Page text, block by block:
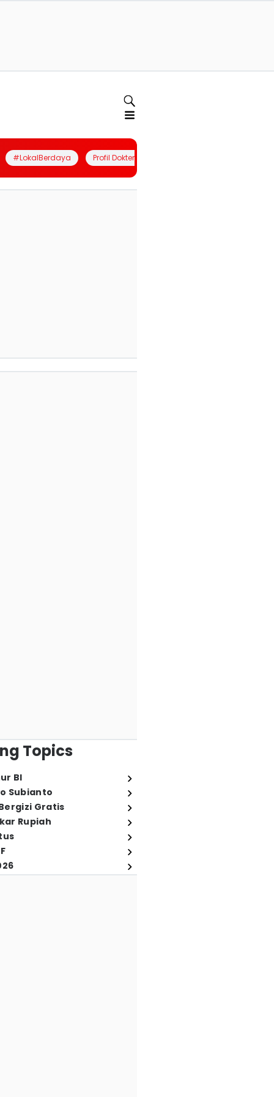
#LokalBerdaya Profil Dokter
Topics
BI
Subianto
Gratis
Rupiah